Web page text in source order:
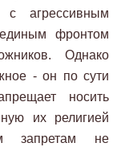
агрессивным
фронтом
Однако
- он по сути
носить
их религией
запретам не